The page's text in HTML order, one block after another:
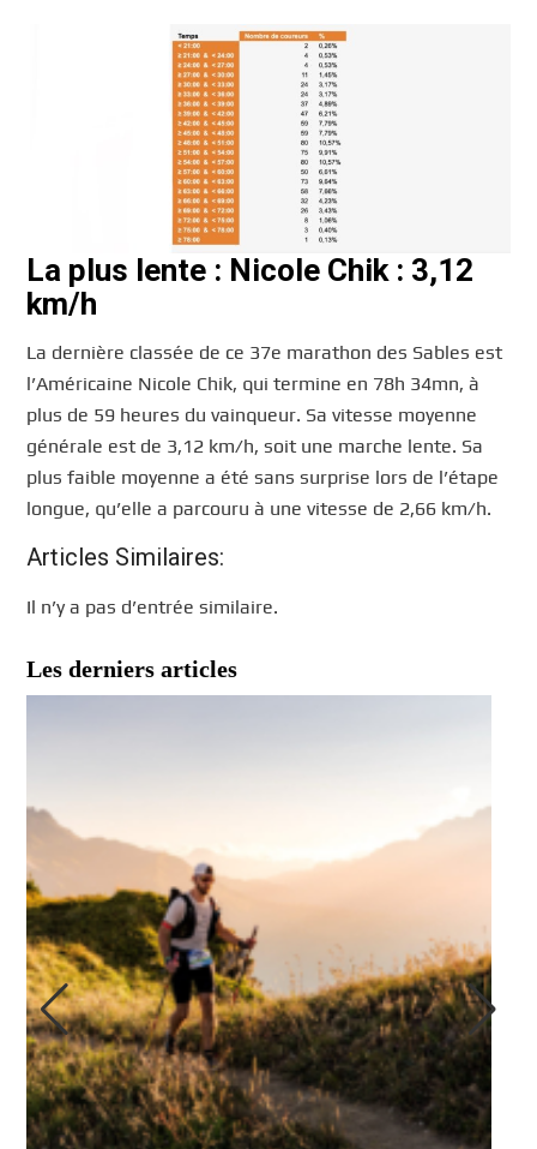
La plus lente : Nicole Chik : 3,12
km/h
La dernière classée de ce 37e marathon des Sables est
l’Américaine Nicole Chik, qui termine en 78h 34mn, à
plus de 59 heures du vainqueur. Sa vitesse moyenne
générale est de 3,12 km/h, soit une marche lente. Sa
plus faible moyenne a été sans surprise lors de l’étape
longue, qu’elle a parcouru à une vitesse de 2,66 km/h.
Articles Similaires:
Il n’y a pas d’entrée similaire.
Les derniers articles